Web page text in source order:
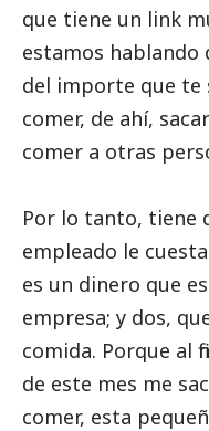
que tiene un link
estamos hablando
del importe que te
comer, de ahí,
comer a otras
Por lo tanto, tiene
empleado le
es un dinero que
empresa; y dos,
comida. Porque al
de este mes me
comer, esta